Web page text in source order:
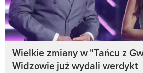
Wielkie zmiany w "Tańcu z
Widzowie już wydali werdykt